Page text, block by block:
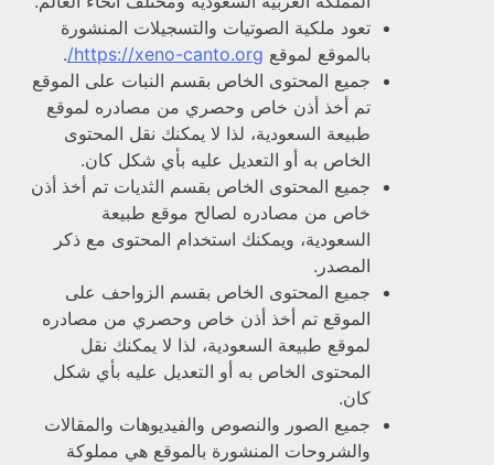
تعود ملكية الصوتيات والتسجيلات المنشورة
بالموقع لموقع https://xeno-canto.org/
.
جميع المحتوى الخاص بقسم النبات على الموقع
تم أخذ أذن خاص وحصري من مصادره لموقع
طبيعة السعودية، لذا لا يمكنك نقل المحتوى
الخاص به أو التعديل عليه بأي شكل كان.
جميع المحتوى الخاص بقسم الثديات تم أخذ أذن
خاص من مصادره لصالح موقع طبيعة
السعودية، ويمكنك استخدام المحتوى مع ذكر
المصدر.
جميع المحتوى الخاص بقسم الزواحف على
الموقع تم أخذ أذن خاص وحصري من مصادره
لموقع طبيعة السعودية، لذا لا يمكنك نقل
المحتوى الخاص به أو التعديل عليه بأي شكل
كان.
جميع الصور والنصوص والفيديوهات والمقالات
والشروحات المنشورة بالموقع هي مملوكة